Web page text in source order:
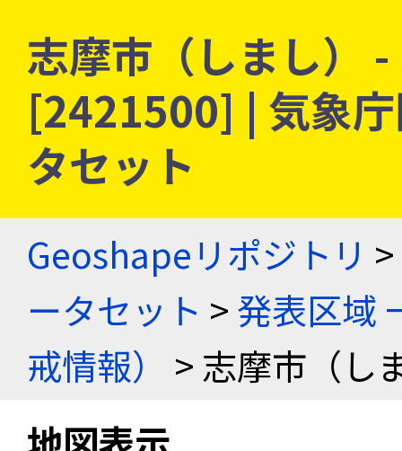
志摩市（しまし）
[2421500] | 気象
タセット
Geoshapeリポジトリ >
ータセット >発表区域
戒情報）
> 志摩市（し